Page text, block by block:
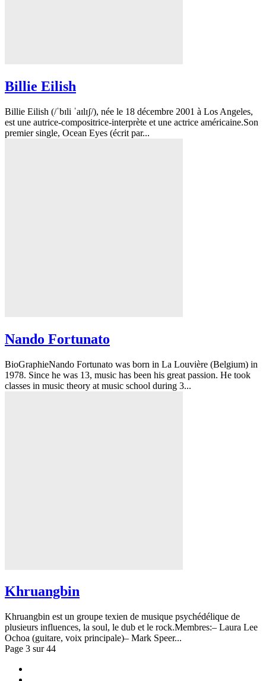
Billie Eilish
Billie Eilish (/ˈbɪli ˈaɪlɪʃ/), née le 18 décembre 2001 à Los Angeles,
est une autrice-compositrice-interprète et une actrice américaine.Son
premier single, Ocean Eyes (écrit par...
Nando Fortunato
BioGraphieNando Fortunato was born in La Louvière (Belgium) in
1978. Since he was 13, music has been his great passion. He took
classes in music theory at music school during 3...
Khruangbin
Khruangbin est un groupe texien de musique psychédélique de
plusieurs influences, la soul, le dub et le rock.Membres:– Laura Lee
Ochoa (guitare, voix principale)– Mark Speer...
Page 3 sur 44